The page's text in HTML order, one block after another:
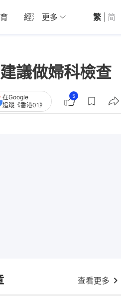
經濟 01深圳 觀點
更多 繁 简
議做婦科檢查
在Google
追蹤《香港01》
5
查看更多